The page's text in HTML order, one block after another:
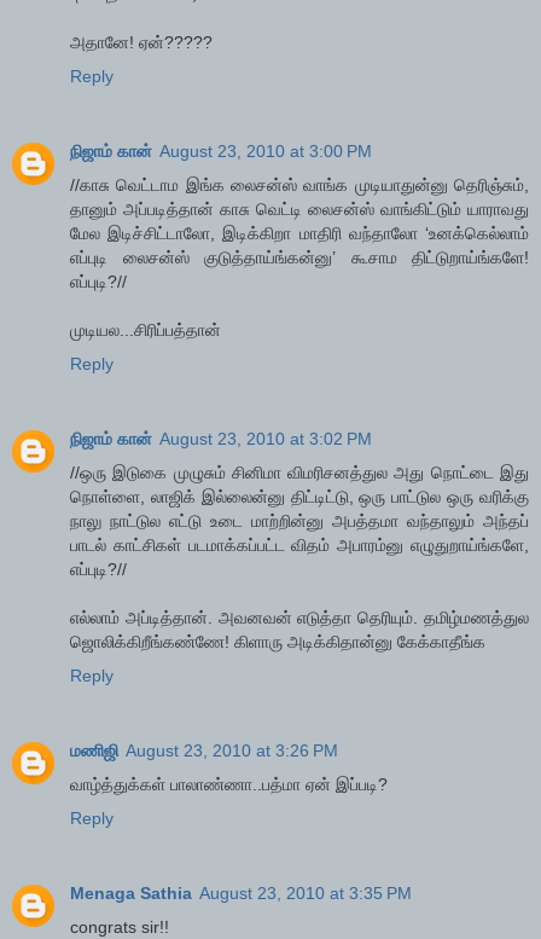
அதானே! ஏன்?????
Reply
நிஜாம் கான் August 23, 2010 at 3:00 PM
//காசு வெட்டாம இங்க லைசன்ஸ் வாங்க முடியாதுன்னு தெரிஞ்சும்,
தானும் அப்படித்தான் காசு வெட்டி லைசன்ஸ் வாங்கிட்டும் யாராவது
மேல இடிச்சிட்டாலோ, இடிக்கிறா மாதிரி வந்தாலோ ‘உனக்கெல்லாம்
எப்புடி லைசன்ஸ் குடுத்தாய்ங்கன்னு’ கூசாம திட்டுறாய்ங்களே!
எப்புடி?//
முடியல...சிரிப்பத்தான்
Reply
நிஜாம் கான் August 23, 2010 at 3:02 PM
//ஒரு இடுகை முழுசும் சினிமா விமரிசனத்துல அது நொட்டை இது
நொள்ளை, லாஜிக் இல்லைன்னு திட்டிட்டு, ஒரு பாட்டுல ஒரு வரிக்கு
நாலு நாட்டுல எட்டு உடை மாற்றின்னு அபத்தமா வந்தாலும் அந்தப்
பாடல் காட்சிகள் படமாக்கப்பட்ட விதம் அபாரம்னு எழுதுறாய்ங்களே,
எப்புடி?//
எல்லாம் அப்டித்தான். அவனவன் எடுத்தா தெரியும். தமிழ்மணத்துல
ஜொலிக்கிறீங்கண்ணே! கிளாரு அடிக்கிதான்னு கேக்காதீங்க‌
Reply
மணிஜி August 23, 2010 at 3:26 PM
வாழ்த்துக்கள் பாலாண்ணா..பத்மா ஏன் இப்படி?
Reply
Menaga Sathia August 23, 2010 at 3:35 PM
congrats sir!!